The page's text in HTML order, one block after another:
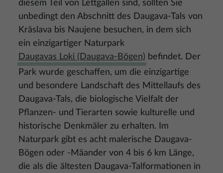
diesem Teil von Lettgallen sind, sollten Sie
unbedingt den Abschnitt des Daugava-Tals von
Krāslava bis Naujene besuchen, in dem sich
ein einzigartiger Naturpark
Daugavas Loki (Daugava-Bögen) befindet. Der
Park wurde geschaffen, um die einzigartige
und besondere Landschaft des Mittellaufs des
Daugava-Tals, die biologische Vielfalt der
Pflanzen- und Tierarten sowie kulturelle und
historische Denkmäler zu erhalten. Im
Naturpark gibt es acht malerische Daugava-
Bögen oder -Mäander von 4 bis 6 km Länge,
die als die ältesten Daugava-Talformationen in